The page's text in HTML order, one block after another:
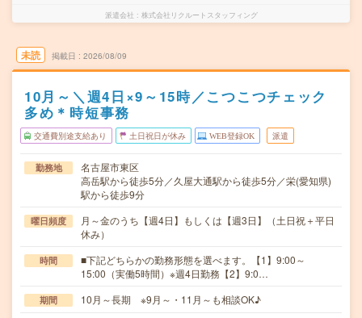
派遣会社 株式会社リクルートスタッフィング
未読 掲載日 2026/08/09
10月～＼週4日×9～15時／こつこつチェック
多め＊時短事務
交通費別途支給あり 土日祝日が休み WEB登録OK 派遣
勤務地
名古屋市東区
高岳駅から徒歩5分／久屋大通駅から徒歩5分／栄(愛知県)
駅から徒歩9分
曜日頻度
月～金のうち【週4日】もしくは【週3日】（土日祝＋平日
休み）
時間
■下記どちらかの勤務形態を選べます。【1】9:00～
15:00（実働5時間）※週4日勤務【2】9:0…
期間 10月～長期 ※9月～・11月～も相談OK♪